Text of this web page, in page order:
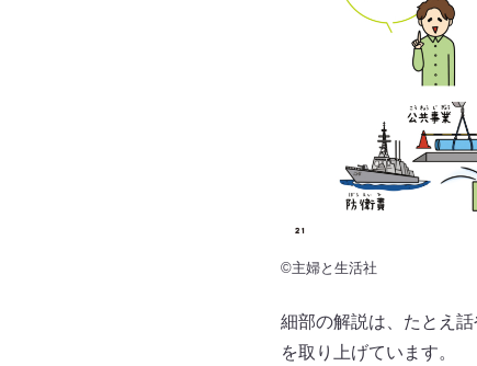
©主婦と生活社
細部の解説は、たとえ
を取り上げています。